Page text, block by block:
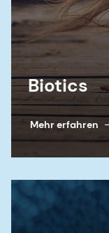
Biotics
Mehr erfahren